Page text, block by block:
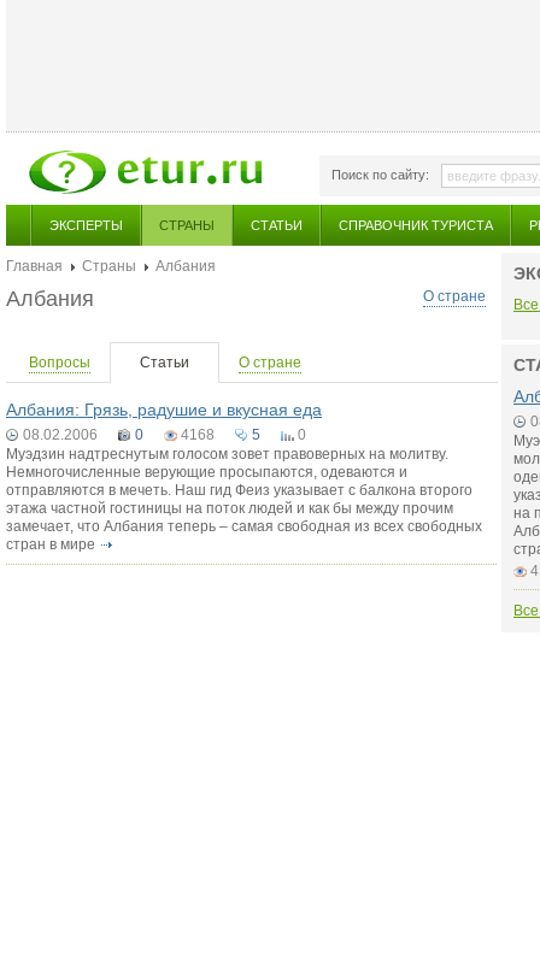
Поиск по сайту:
ЭКСПЕРТЫ СТРАНЫ СТАТЬИ СПРАВОЧНИК ТУРИСТА
Главная Страны
Албания
О стране
Албания
Вопросы Статьи О стране
Албания: Грязь, радушие и вкусная еда
08.02.2006 0 4168 5
0
Муэдзин надтреснутым голосом зовет правоверных на молитву.
Немногочисленные верующие просыпаются, одеваются и
отправляются в мечеть. Наш гид Феиз указывает с балкона второго
этажа частной гостиницы на поток людей и как бы между прочим
замечает, что Албания теперь – самая свободная из всех свободных
стран в мире
на